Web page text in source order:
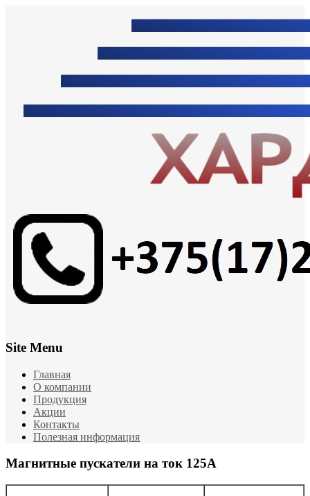
Site Menu
Главная
О компании
Продукция
Акции
Контакты
Полезная информация
Магнитные пускатели на ток 125А